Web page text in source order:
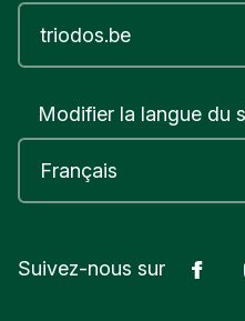
Modifier la langue du
Suivez-nous sur